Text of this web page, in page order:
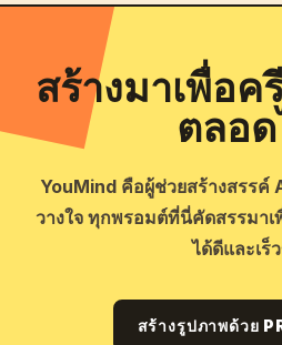
สร้างมาเพื่อค
ตลอ
YouMind คือผู้ช่วยสร้างสรรค์
วางใจ ทุกพรอมต์ที่นี่คัดสรรมา
ได้ดีและเร็
สร้างรูปภาพด้วย